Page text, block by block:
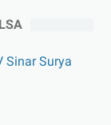
Sinar Surya